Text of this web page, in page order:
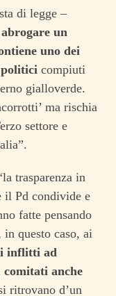
di legge –
abrogare un
uno dei
compiuti
gialloverde.
ma rischia
settore e
trasparenza in
il Pd condivide e
fatte pensando
in questo caso, ai
inflitti ad
comitati anche
ritrovano d’un